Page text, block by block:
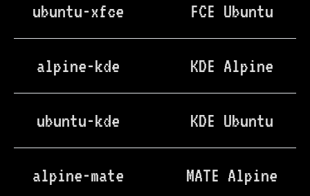
ubuntu-xfce FCE Ubuntu
alpine-kde KDE Alpine
ubuntu-kde KDE Ubuntu
alpine-mate MATE Alpine